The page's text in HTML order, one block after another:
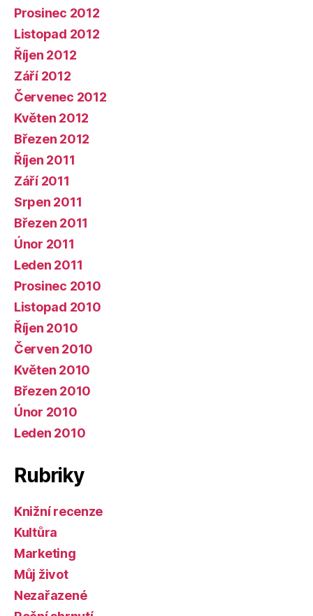
Prosinec 2012
Listopad 2012
Říjen 2012
Září 2012
Červenec 2012
Květen 2012
Březen 2012
Říjen 2011
Září 2011
Srpen 2011
Březen 2011
Únor 2011
Leden 2011
Prosinec 2010
Listopad 2010
Říjen 2010
Červen 2010
Květen 2010
Březen 2010
Únor 2010
Leden 2010
Rubriky
Knižní recenze
Kultůra
Marketing
Můj život
Nezařazené